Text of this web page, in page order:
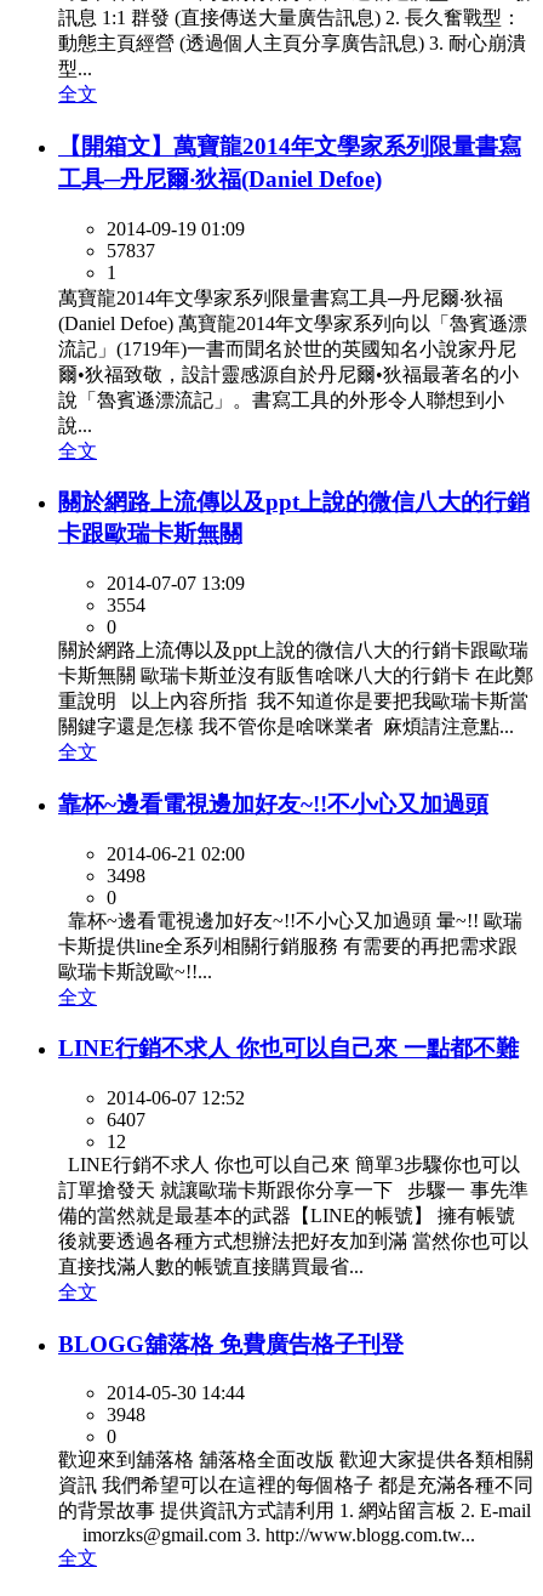
訊息 1:1 群發 (直接傳送大量廣告訊息) 2. 長久奮戰型：
動態主頁經營 (透過個人主頁分享廣告訊息) 3. 耐心崩潰
型...
全文
【開箱文】萬寶龍2014年文學家系列限量書寫
工具─丹尼爾‧狄福(Daniel Defoe)
2014-09-19 01:09
57837
1
萬寶龍2014年文學家系列限量書寫工具─丹尼爾‧狄福
(Daniel Defoe) 萬寶龍2014年文學家系列向以「魯賓遜漂
流記」(1719年)一書而聞名於世的英國知名小說家丹尼
爾•狄福致敬，設計靈感源自於丹尼爾•狄福最著名的小
說「魯賓遜漂流記」。書寫工具的外形令人聯想到小
說...
全文
關於網路上流傳以及ppt上說的微信八大的行銷
卡跟歐瑞卡斯無關
2014-07-07 13:09
3554
0
關於網路上流傳以及ppt上說的微信八大的行銷卡跟歐瑞
卡斯無關 歐瑞卡斯並沒有販售啥咪八大的行銷卡 在此鄭
重說明 以上內容所指 我不知道你是要把我歐瑞卡斯當
關鍵字還是怎樣 我不管你是啥咪業者 麻煩請注意點...
全文
靠杯~邊看電視邊加好友~!!不小心又加過頭
2014-06-21 02:00
3498
0
靠杯~邊看電視邊加好友~!!不小心又加過頭 暈~!! 歐瑞
卡斯提供line全系列相關行銷服務 有需要的再把需求跟
歐瑞卡斯說歐~!!...
全文
LINE行銷不求人 你也可以自己來 一點都不難
2014-06-07 12:52
6407
12
LINE行銷不求人 你也可以自己來 簡單3步驟你也可以
訂單搶發天 就讓歐瑞卡斯跟你分享一下 步驟一 事先準
備的當然就是最基本的武器【LINE的帳號】 擁有帳號
後就要透過各種方式想辦法把好友加到滿 當然你也可以
直接找滿人數的帳號直接購買最省...
全文
BLOGG舖落格 免費廣告格子刊登
2014-05-30 14:44
3948
0
歡迎來到舖落格 舖落格全面改版 歡迎大家提供各類相關
資訊 我們希望可以在這裡的每個格子 都是充滿各種不同
的背景故事 提供資訊方式請利用 1. 網站留言板 2. E-mail
imorzks@gmail.com 3. http://www.blogg.com.tw...
全文